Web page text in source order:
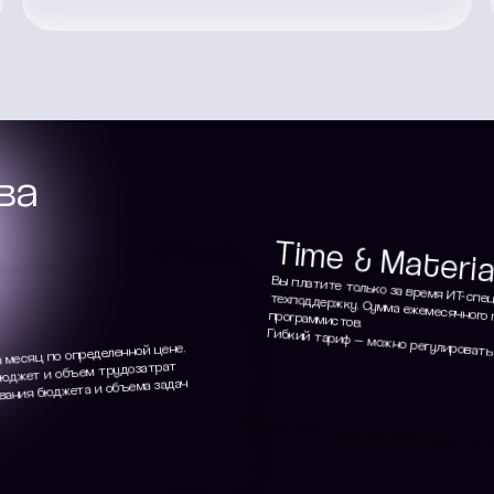
по определенной цене.
и объем трудозатрат
бюджета и объема задач
Time &
Вы платите только за время ИТ-
техподдержку. Сумма
программистов.
Гибкий тариф — можно